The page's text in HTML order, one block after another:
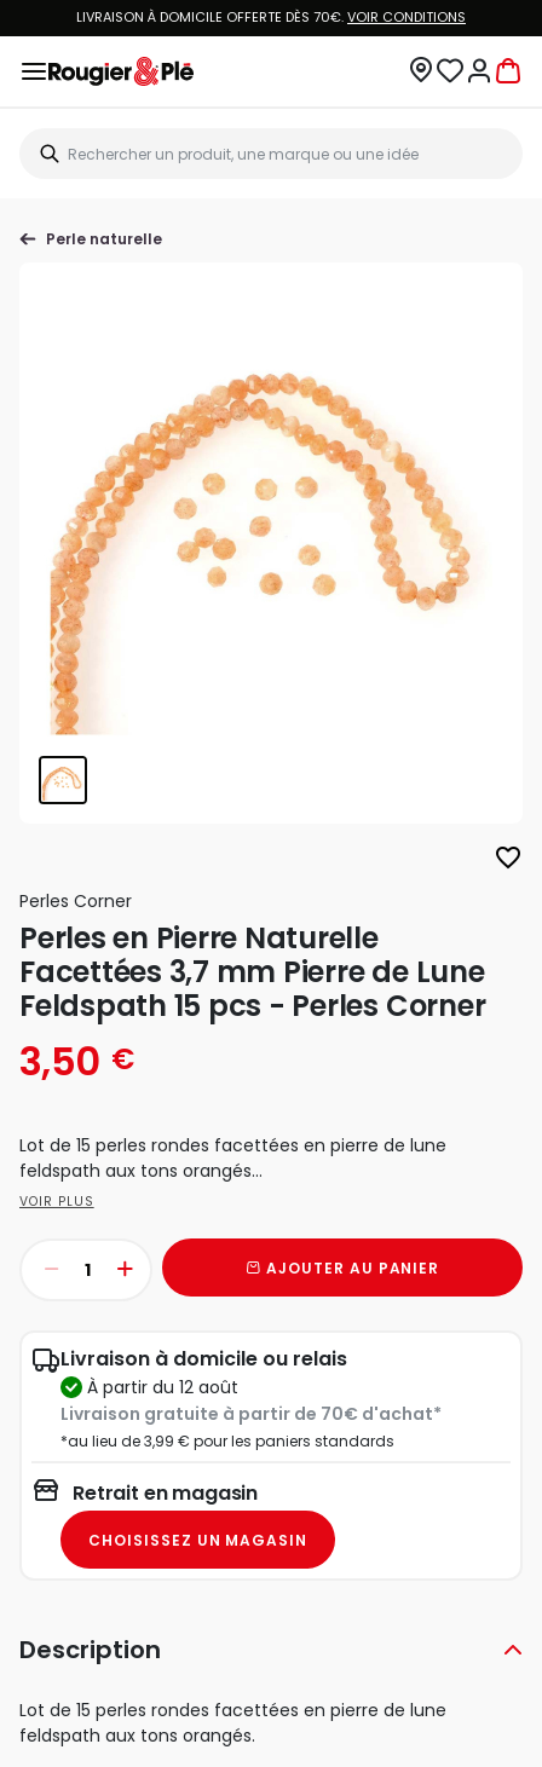
LIVRAISON À DOMICILE OFFERTE DÈS 70€.VOIR CONDITIONS
Perle naturelle
favorite_border
Perles Corner
Perles en Pierre Naturelle
Facettées 3,7 mm Pierre de Lune
Feldspath 15 pcs - Perles Corner
3,50 €
Lot de 15 perles rondes facettées en pierre de lune
feldspath aux tons orangés...
VOIR PLUS
AJOUTER AU PANIER
Livraison à domicile ou relais
à partir du 12 août
Livraison gratuite à partir de 70€ d'achat*
*au lieu de 3,99 € pour les paniers standards
Retrait en magasin
CHOISISSEZ UN MAGASIN
Description
Lot de 15 perles rondes facettées en pierre de lune
feldspath aux tons orangés.